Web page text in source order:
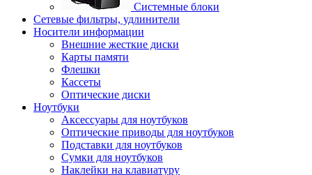
Системные блоки
Сетевые фильтры, удлинители
Носители информации
Внешние жесткие диски
Карты памяти
Флешки
Кассеты
Оптические диски
Ноутбуки
Аксессуары для ноутбуков
Оптические приводы для ноутбуков
Подставки для ноутбуков
Сумки для ноутбуков
Наклейки на клавиатуру